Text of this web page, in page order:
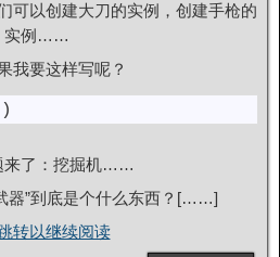
可以创建大刀的实例，创建手枪的
实例……
我要这样写呢？
)
来了：挖掘机……
器”到底是个什么东西？[……]
转以继续阅读